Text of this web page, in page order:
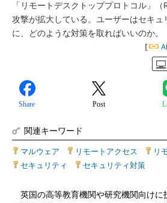
「リモートデスクトッププロトコル」
攻撃が拡大している。ユーザーはセキュ
に、どのような対策を取ればいいのか。
[
Share Post
関連キーワード
マルウェア リモートアクセス リ
セキュリティ
セキュリティ対策
英国の高等教育機関や研究機関向けに